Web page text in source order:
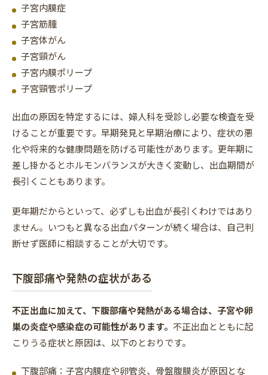
子宮内膜症
子宮筋腫
子宮体がん
子宮頸がん
子宮内膜ポリープ
子宮頸管ポリープ
出血の原因を特定するには、婦人科を受診し必要な検査を受
けることが重要です。早期発見と早期治療により、症状の悪
化や将来的な健康問題を防げる可能性があります。更年期に
差し掛かるとホルモンバランスが大きく変動し、出血期間が
長引くこともあります。
更年期だからといって、必ずしも出血が長引くわけではあり
ません。いつもと異なる出血パターンが続く場合は、自己判
断せず医師に相談することが大切です。
下腹部痛や発熱の症状がある
不正出血に加えて、下腹部痛や発熱がある場合は、子宮や卵
巣の炎症や感染症の可能性があります。 不正出血とともに起
こりうる症状と原因は、以下のとおりです。
下腹部痛：子宮内膜症や卵管炎、骨盤腹膜炎が原因とな